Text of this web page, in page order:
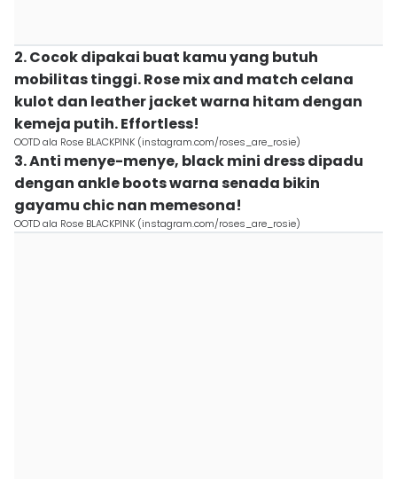
2. Cocok dipakai buat kamu yang butuh
mobilitas tinggi. Rose mix and match celana
kulot dan leather jacket warna hitam dengan
kemeja putih. Effortless!
OOTD ala Rose BLACKPINK (instagram.com/roses_are_rosie)
3. Anti menye-menye, black mini dress dipadu
dengan ankle boots warna senada bikin
gayamu chic nan memesona!
OOTD ala Rose BLACKPINK (instagram.com/roses_are_rosie)